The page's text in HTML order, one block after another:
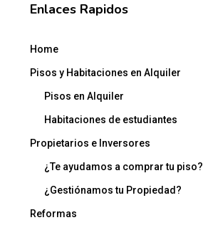
Enlaces Rapidos
Home
Pisos y Habitaciones en Alquiler
Pisos en Alquiler
Habitaciones de estudiantes
Propietarios e Inversores
¿Te ayudamos a comprar tu piso?
¿Gestiónamos tu Propiedad?
Reformas